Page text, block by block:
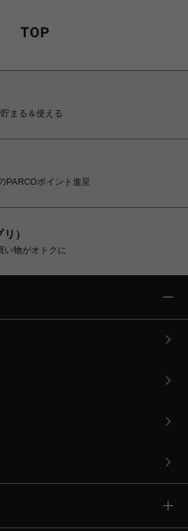
まる＆使える
PARCOポイント進呈
）
い物がオトクに